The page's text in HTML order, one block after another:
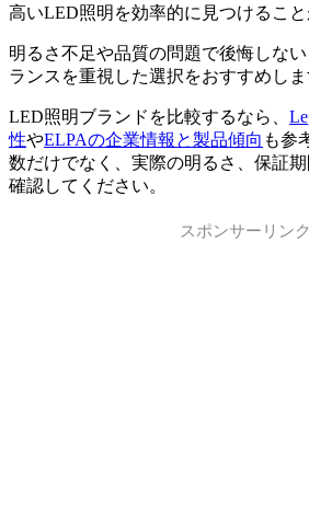
高いLED照明を効率的に見つけること
明るさ不足や品質の問題で後悔しな
ランスを重視した選択をおすすめしま
LED照明ブランドを比較するなら、
性やELPAの企業情報と製品傾向 も参
数だけでなく、実際の明るさ、保証
確認してください。
スポンサーリンク